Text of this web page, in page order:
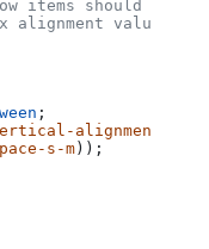
items should
alignment value.
;
alignment
s-m ));